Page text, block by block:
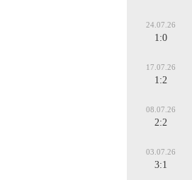
24.07.26
1:0
17.07.26
1:2
08.07.26
2:2
03.07.26
3:1